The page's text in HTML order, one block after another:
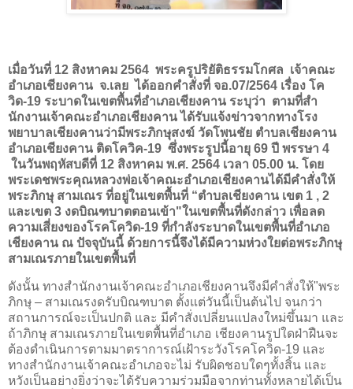
เมื่อวันที่ 12 สิงหาคม 2564 พระครูปริยัติธรรมโกศล เจ้าคณะ
อําเภอเชียงคาน จ.เลย ได้ออกคำสั่งที่ จอ.07/2564 เรื่อง โค
วิด-19 ระบาดในเขตพื้นที่อำเภอเชียงคาน ระบุว่า ตามที่สํา
นักงานเจ้าคณะอําเภอเชียงคาน ได้รับแจ้งข่าวจากทางโรง
พยาบาลเชียงคานว่ามีพระภิกษุสงฆ์ วัดโพนชัย ตําบลเชียงคาน
อําเภอเชียงคาน ติดโควิค-19 ซึ่งพระรูปนี้อายุ 69 ปี พรรษา 4
ในวันพฤหัสบดีที่ 12 สิงหาคม พ.ศ. 2564 เวลา 05.00 น. โดย
พระเดชพระคุณหลวงพ่อเจ้าคณะอําเภอเชียงคานได้มีคําสั่งให้
พระภิกษุ สามเณร ที่อยู่ในเขตพื้นที่ “ตําบลเชียงคาน เขต 1 , 2
และเขต 3 งดบิณฑบาตตอนเข้า"ในเขตพื้นที่ดังกล่าว เพื่อลด
ความเสี่ยงของโรคโควิด-19 ที่กําลังระบาดในเขตพื้นที่อําเภอ
เชียงคาน ณ ปัจจุบันนี้ ด้วยการนี้จึงได้มีความห่วงใยต่อพระภิกษุ
สามเณรภายในเขตพื้นที่
ดังนั้น ทางสํานักงานเจ้าคณะอําเภอเชียงคานจึงมีคําสั่งให้"พระ
ภิกษุ – สามเณรงดรับบิณฑบาต ตั้งแต่วันนี้เป็นต้นไป จนกว่า
สถานการณ์จะเป็นปกติ และ มีคําสั่งเปลี่ยนแปลงใหม่ขึ้นมา และ
ถ้าภิกษุ สามเณรภายในเขตพื้นที่อําเภอ เชียงคานรูปใดฝ่าฝืนจะ
ต้องดําเนินการตามมาตราการณ์เฝ้าระวังโรคโควิด-19 และ
ทางสํานักงานเจ้าคณะอําเภอจะไม่ รับผิดชอบใดๆทั้งสิ้น และ
หวังเป็นอย่างยิ่งว่าจะได้รับความร่วมมือจากท่านทั้งหลายได้เป็น